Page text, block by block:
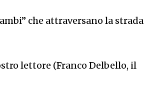
che attraversano la strada
lettore (Franco Delbello, il